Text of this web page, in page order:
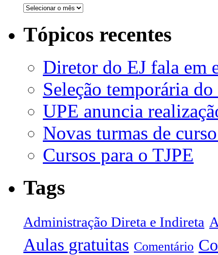
Tópicos recentes
Diretor do EJ fala em
Seleção temporária
UPE anuncia
Novas turmas de
Cursos para o TJPE
Tags
Administração Direta e Indireta
Aulas gratuitas Comentário